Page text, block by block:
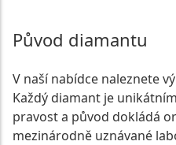
Původ diamantu
V naší nabídce naleznete
Každý diamant je
pravost a původ dokládá
mezinárodně uznávané